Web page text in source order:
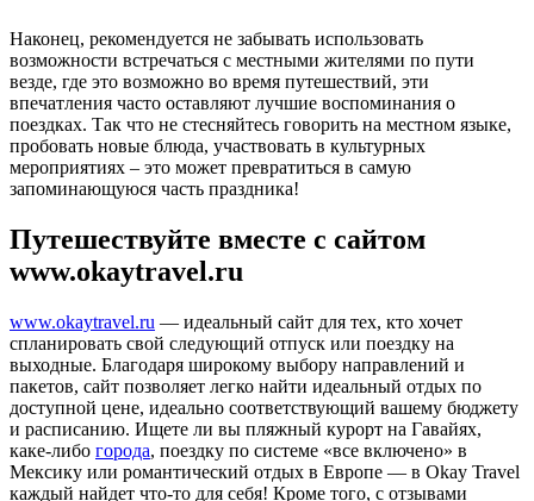
Наконец, рекомендуется не забывать использовать
возможности встречаться с местными жителями по пути
везде, где это возможно во время путешествий, эти
впечатления часто оставляют лучшие воспоминания о
поездках. Так что не стесняйтесь говорить на местном языке,
пробовать новые блюда, участвовать в культурных
мероприятиях – это может превратиться в самую
запоминающуюся часть праздника!
Путешествуйте вместе с сайтом
www.okaytravel.ru
www.okaytravel.ru — идеальный сайт для тех, кто хочет
спланировать свой следующий отпуск или поездку на
выходные. Благодаря широкому выбору направлений и
пакетов, сайт позволяет легко найти идеальный отдых по
доступной цене, идеально соответствующий вашему бюджету
и расписанию. Ищете ли вы пляжный курорт на Гавайях,
каке-либо города, поездку по системе «все включено» в
Мексику или романтический отдых в Европе — в Okay Travel
каждый найдет что-то для себя! Кроме того, с отзывами